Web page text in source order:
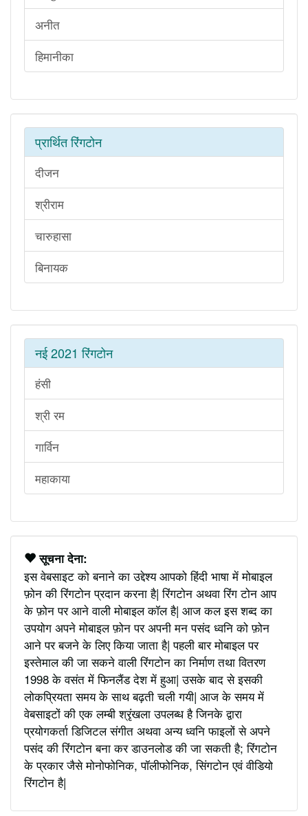
अनीत
हिमानीका
प्रार्थित रिंगटोन
दीजन
श्रीराम
चारुहासा
बिनायक
नई 2021 रिंगटोन
हंसी
श्री रम
गार्विन
महाकाया
सूचना देना:
इस वेबसाइट को बनाने का उद्देश्य आपको हिंदी भाषा में मोबाइल
फ़ोन की रिंगटोन प्रदान करना है| रिंगटोन अथवा रिंग टोन आप
के फ़ोन पर आने वाली मोबाइल कॉल है| आज कल इस शब्द का
उपयोग अपने मोबाइल फ़ोन पर अपनी मन पसंद ध्वनि को फ़ोन
आने पर बजने के लिए किया जाता है| पहली बार मोबाइल पर
इस्तेमाल की जा सकने वाली रिंगटोन का निर्माण तथा वितरण
1998 के वसंत में फिनलैंड देश में हुआ| उसके बाद से इसकी
लोकप्रियता समय के साथ बढ़ती चली गयी| आज के समय में
वेबसाइटों की एक लम्बी श्रृंखला उपलब्ध है जिनके द्वारा
प्रयोगकर्ता डिजिटल संगीत अथवा अन्य ध्वनि फाइलों से अपने
पसंद की रिंगटोन बना कर डाउनलोड की जा सकती है; रिंगटोन
के प्रकार जैसे मोनोफोनिक, पॉलीफोनिक, सिंगटोन एवं वीडियो
रिंगटोन है|